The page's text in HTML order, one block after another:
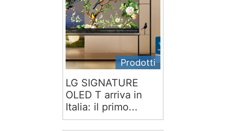
Prodotti
LG SIGNATURE
OLED T arriva in
Italia: il primo...